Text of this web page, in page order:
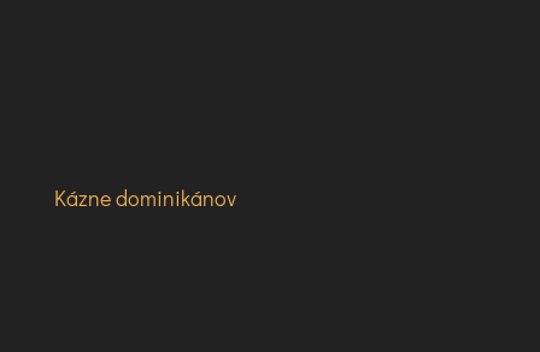
Kázne dominikánov